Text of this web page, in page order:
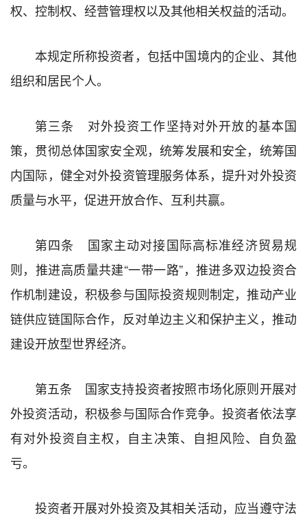
权、控制权、经营管理权以及其他相关权益的活动。
本规定所称投资者，包括中国境内的企业、其他
组织和居民个人。
第三条 对外投资工作坚持对外开放的基本国
策，贯彻总体国家安全观，统筹发展和安全，统筹国
内国际，健全对外投资管理服务体系，提升对外投资
质量与水平，促进开放合作、互利共赢。
第四条 国家主动对接国际高标准经济贸易规
则，推进高质量共建“一带一路”，推进多双边投资合
作机制建设，积极参与国际投资规则制定，推动产业
链供应链国际合作，反对单边主义和保护主义，推动
建设开放型世界经济。
第五条 国家支持投资者按照市场化原则开展对
外投资活动，积极参与国际合作竞争。投资者依法享
有对外投资自主权，自主决策、自担风险、自负盈
亏。
投资者开展对外投资及其相关活动，应当遵守法